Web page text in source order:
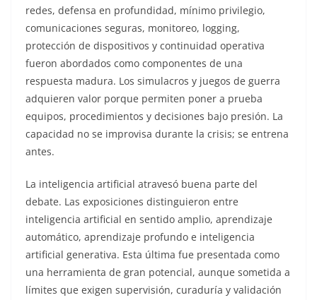
redes, defensa en profundidad, mínimo privilegio,
comunicaciones seguras, monitoreo, logging,
protección de dispositivos y continuidad operativa
fueron abordados como componentes de una
respuesta madura. Los simulacros y juegos de guerra
adquieren valor porque permiten poner a prueba
equipos, procedimientos y decisiones bajo presión. La
capacidad no se improvisa durante la crisis; se entrena
antes.
La inteligencia artificial atravesó buena parte del
debate. Las exposiciones distinguieron entre
inteligencia artificial en sentido amplio, aprendizaje
automático, aprendizaje profundo e inteligencia
artificial generativa. Esta última fue presentada como
una herramienta de gran potencial, aunque sometida a
límites que exigen supervisión, curaduría y validación